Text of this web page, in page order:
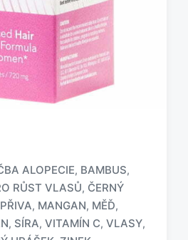
ALOPECIE, BAMBUS,
RŮST VLASŮ, ČERNÝ
, MANGAN, MĚĎ,
, SÍRA, VITAMÍN C, VLASY,